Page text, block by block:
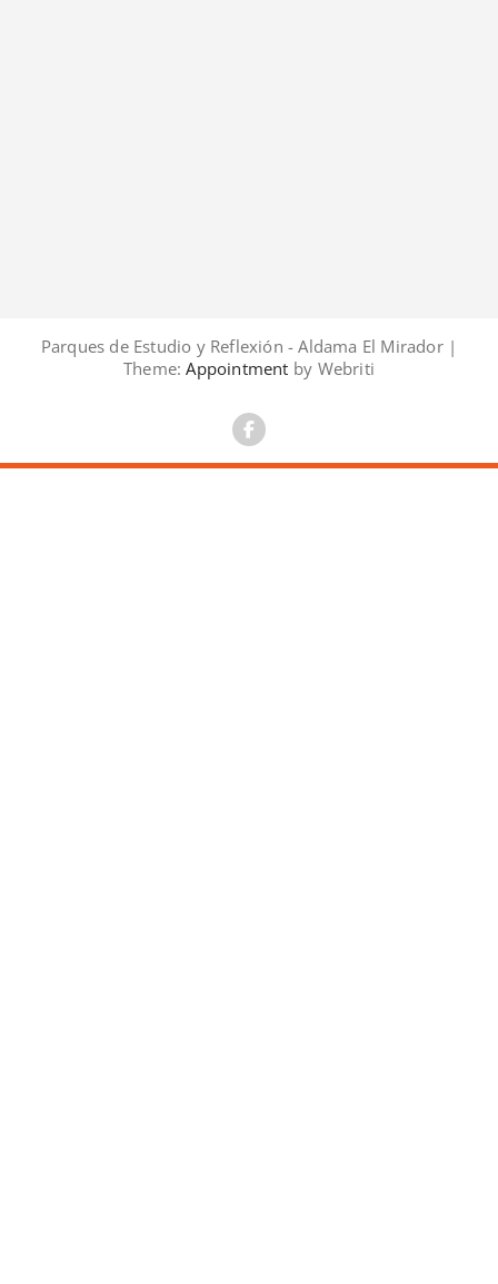
Parques de Estudio y Reflexión - Aldama El Mirador |
Theme: Appointment by Webriti